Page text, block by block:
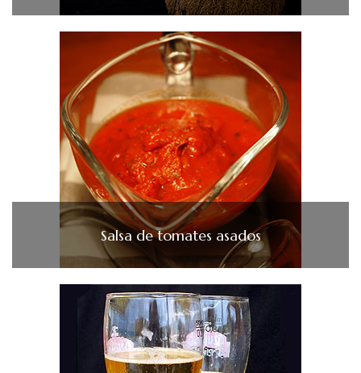
Salsa de tomates asados